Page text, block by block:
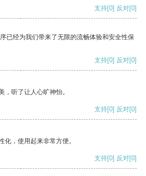
支持[0] 反对[0]
已经为我们带来了无限的流畅体验和安全性保
支持[0] 反对[0]
，听了让人心旷神怡。
支持[0] 反对[0]
化，使用起来非常方便。
支持[0] 反对[0]